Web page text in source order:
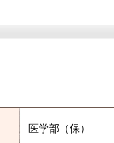
医学部（保）